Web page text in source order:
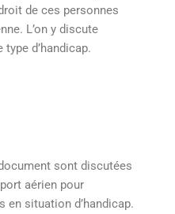
de ces personnes
L’on y discute
type d’handicap.
sont discutées
aérien pour
en situation d’handicap.